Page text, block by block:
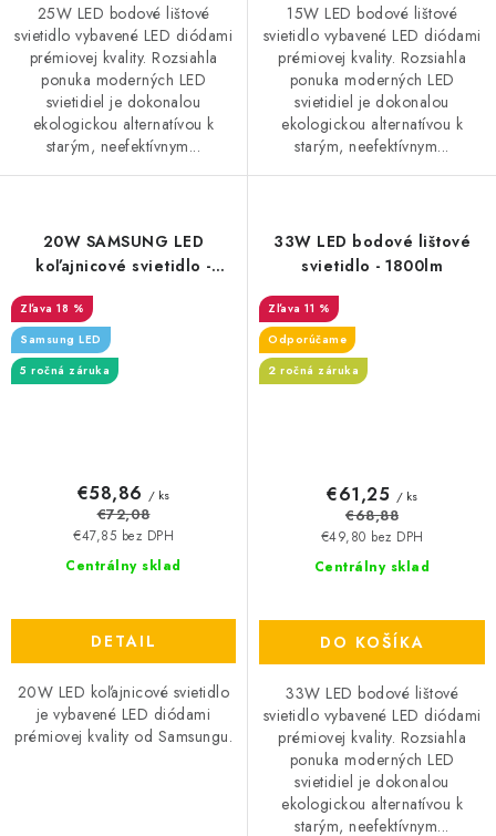
25W LED bodové lištové
svietidlo vybavené LED diódami
prémiovej kvality. Rozsiahla
ponuka moderných LED
svietidiel je dokonalou
ekologickou alternatívou k
starým, neefektívnym...
15W LED bodové lištové
svietidlo vybavené LED diódami
prémiovej kvality. Rozsiahla
ponuka moderných LED
svietidiel je dokonalou
ekologickou alternatívou k
starým, neefektívnym...
20W SAMSUNG LED
koľajnicové svietidlo -
1600lm - biele
18 %
Samsung LED
5 ročná záruka
Centrálny sklad
€47,85 bez DPH
€58,86 / ks
€72,08
DETAIL
20W LED koľajnicové svietidlo
je vybavené LED diódami
prémiovej kvality od Samsungu.
33W LED bodové lištové
svietidlo - 1800lm
11 %
Odporúčame
2 ročná záruka
Centrálny sklad
€49,80 bez DPH
€61,25 / ks
€68,88
DO KOŠÍKA
33W LED bodové lištové
svietidlo vybavené LED diódami
prémiovej kvality. Rozsiahla
ponuka moderných LED
svietidiel je dokonalou
ekologickou alternatívou k
starým, neefektívnym...